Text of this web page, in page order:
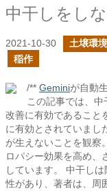
2021-10-30 土壌環境
稲作
/** Geminiが自動
この記事では、
改善に有効であること
に有効とされていまし
が生えないことを観察
ロパシー効果を高め、
しています。 中干し
性があり、著者は、周